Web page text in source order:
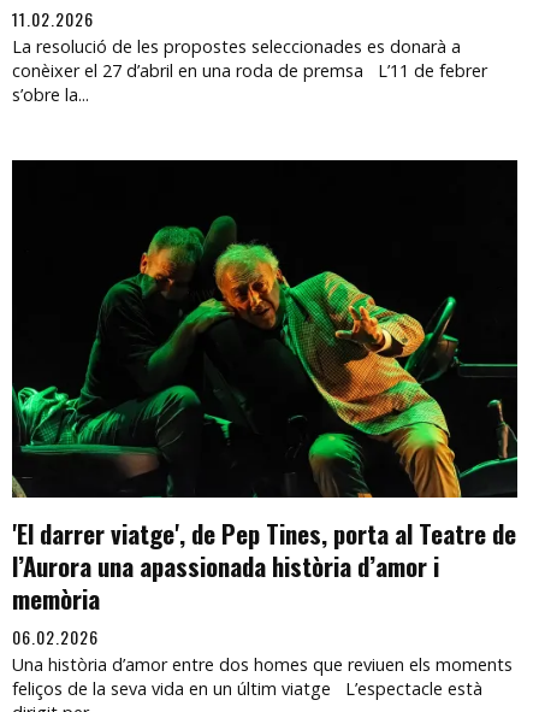
11.02.2026
La resolució de les propostes seleccionades es donarà a
conèixer el 27 d’abril en una roda de premsa L’11 de febrer
s’obre la...
'El darrer viatge', de Pep Tines, porta al Teatre de
l’Aurora una apassionada història d’amor i
memòria
06.02.2026
Una història d’amor entre dos homes que reviuen els moments
feliços de la seva vida en un últim viatge L’espectacle està